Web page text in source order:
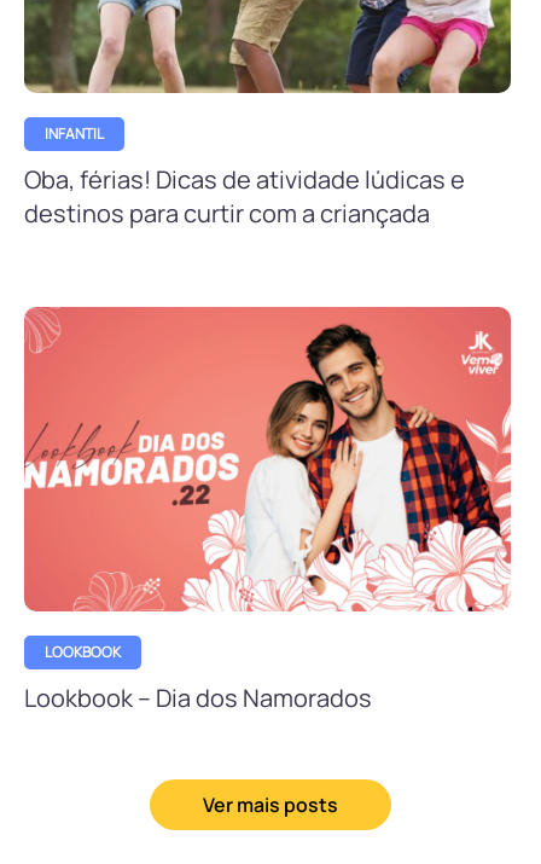
INFANTIL
Oba, férias! Dicas de atividade lúdicas e
destinos para curtir com a criançada
LOOKBOOK
Lookbook – Dia dos Namorados
Ver mais posts